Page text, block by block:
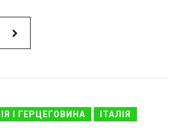
І ГЕРЦЕГОВИНА ІТАЛІЯ